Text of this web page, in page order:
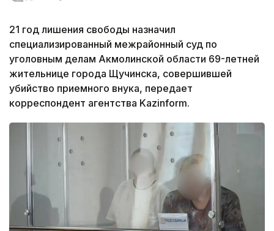
21 год лишения свободы назначил
специализированный межрайонный суд по
уголовным делам Акмолинской области 69-летней
жительнице города Щучинска, совершившей
убийство приемного внука, передает
корреспондент агентства Kazinform.